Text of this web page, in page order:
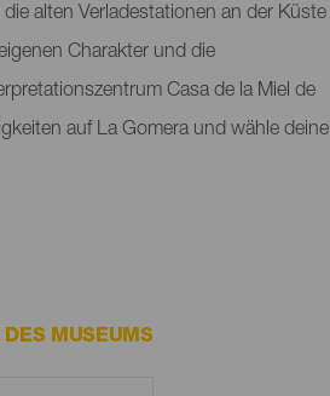
alten Verladestationen an der Küste
Charakter und die
Casa de la Miel de
auf La Gomera und wähle deine
DES MUSEUMS